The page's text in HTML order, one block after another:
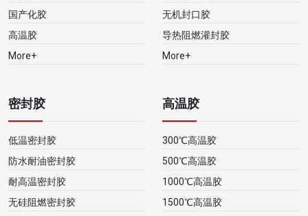
国产化胶
高温胶
More+
无机封口胶
导热阻燃灌封胶
More+
密封胶
低温密封胶
防水耐油密封胶
耐高温密封胶
无硅阻燃密封胶
高温胶
300℃高温胶
500℃高温胶
1000℃高温胶
1500℃高温胶